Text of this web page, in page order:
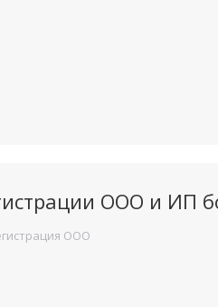
ООО и ИП
ООО